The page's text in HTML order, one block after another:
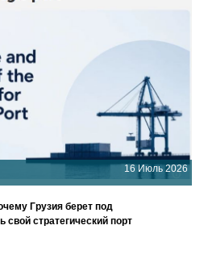
16 Июль 2026
Грузия берет под
свой стратегический порт